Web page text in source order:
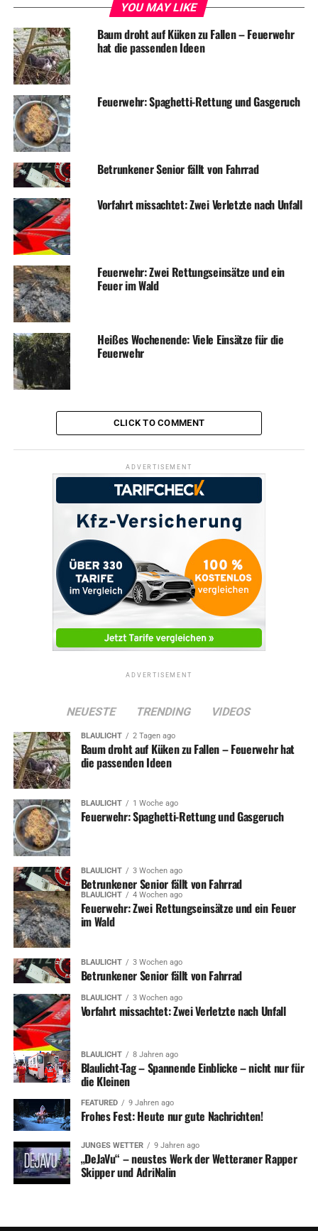
RELATED TOPICS:
UP NEXT
Kunsthalle auf Zeit – frische Ideen für die Kaiserstraße
ZDF sendet MoMa-Wetter live aus Wetter
YOU MAY LIKE
Baum droht auf Küken zu Fallen – Feuerwehr
hat die passenden Ideen
Feuerwehr: Spaghetti-Rettung und Gasgeruch
Betrunkener Senior fällt von Fahrrad
Vorfahrt missachtet: Zwei Verletzte nach Unfall
Feuerwehr: Zwei Rettungseinsätze und ein
Feuer im Wald
Heißes Wochenende: Viele Einsätze für die
Feuerwehr
CLICK TO COMMENT
ADVERTISEMENT
ADVERTISEMENT
NEUESTE TRENDING VIDEOS
BLAULICHT 2 Tagen ago
Baum droht auf Küken zu Fallen – Feuerwehr hat
die passenden Ideen
BLAULICHT 1 Woche ago
Feuerwehr: Spaghetti-Rettung und Gasgeruch
BLAULICHT 3 Wochen ago
Betrunkener Senior fällt von Fahrrad
BLAULICHT 4 Wochen ago
Feuerwehr: Zwei Rettungseinsätze und ein Feuer
im Wald
BLAULICHT 3 Wochen ago
Betrunkener Senior fällt von Fahrrad
BLAULICHT 3 Wochen ago
Vorfahrt missachtet: Zwei Verletzte nach Unfall
BLAULICHT 8 Jahren ago
Blaulicht-Tag – Spannende Einblicke – nicht nur für
die Kleinen
FEATURED 9 Jahren ago
Frohes Fest: Heute nur gute Nachrichten!
JUNGES WETTER 9 Jahren ago
„DeJaVu“ – neustes Werk der Wetteraner Rapper
Skipper und AdriNalin